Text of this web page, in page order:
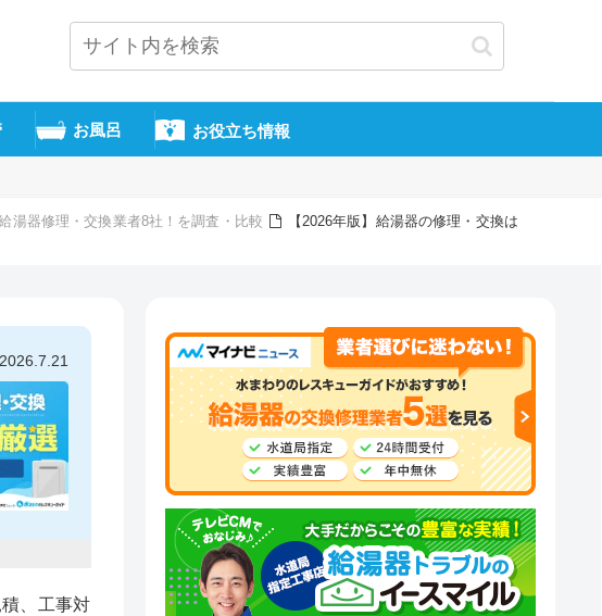
お風呂 お役立ち情報
湯器修理・交換業者8社！を調査・比較
【2026年版】給湯器の修理・交換は
、工事対